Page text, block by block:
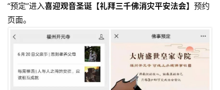
“预定”进入喜迎观音圣诞【礼拜三千佛消灾平安法会】 预约
页面。